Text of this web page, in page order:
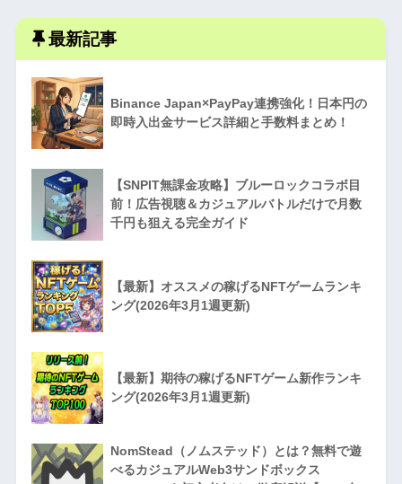
最新記事
Binance Japan×PayPay連携強化！日本円の
即時入出金サービス詳細と手数料まとめ！
【SNPIT無課金攻略】ブルーロックコラボ目
前！広告視聴＆カジュアルバトルだけで月数
千円も狙える完全ガイド
【最新】オススメの稼げるNFTゲームランキ
ング(2026年3月1週更新)
【最新】期待の稼げるNFTゲーム新作ランキ
ング(2026年3月1週更新)
NomStead（ノムステッド）とは？無料で遊
べるカジュアルWeb3サンドボックス